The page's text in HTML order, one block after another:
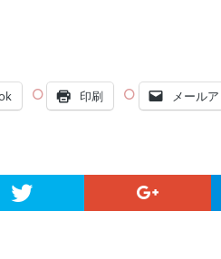
印刷 メール